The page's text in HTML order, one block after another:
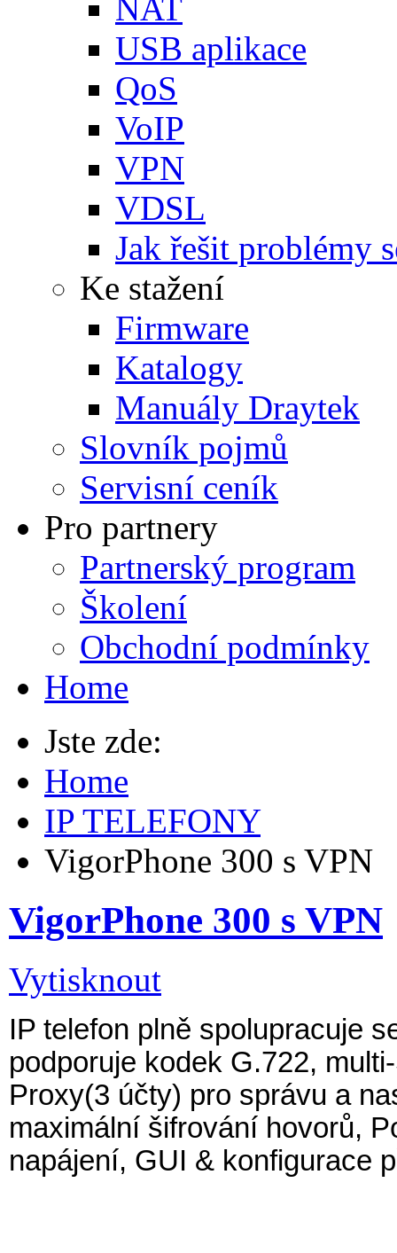
NAT
USB aplikace
QoS
VoIP
VPN
VDSL
Jak řešit problémy
Ke stažení
Firmware
Katalogy
Manuály Draytek
Slovník pojmů
Servisní ceník
Pro partnery
Partnerský program
Školení
Obchodní podmínky
Home
Jste zde:
Home
IP TELEFONY
VigorPhone 300 s VPN
VigorPhone 300 s VPN
Vytisknout
IP telefon plně spolupracuje
podporuje kodek G.722,
Proxy(3 účty) pro správu a
maximální šifrování hovorů,
napájení, GUI & konfigurace